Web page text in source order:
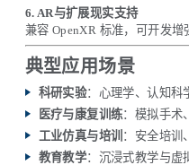
6. AR与扩展现实支持
兼容 OpenXR 标准，可开发增
典型应用场景
科研实验：心理学、认知科
医疗与康复训练：模拟手术
工业仿真与培训 ：安全培训
教育教学：沉浸式教学与虚